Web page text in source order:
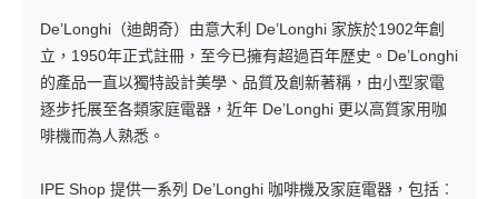
De’Longhi（迪朗奇）由意大利 De’Longhi 家族於1902年創
立，1950年正式註冊，至今已擁有超過百年歷史。De’Longhi
的產品一直以獨特設計美學、品質及創新著稱，由小型家電
逐步托展至各類家庭電器，近年 De’Longhi 更以高質家用咖
啡機而為人熟悉。
IPE Shop 提供一系列 De’Longhi 咖啡機及家庭電器，包括︰